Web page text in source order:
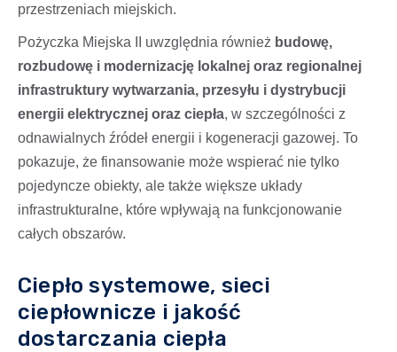
przestrzeniach miejskich.
Pożyczka Miejska II uwzględnia również budowę,
rozbudowę i modernizację lokalnej oraz regionalnej
infrastruktury wytwarzania, przesyłu i dystrybucji
energii elektrycznej oraz ciepła, w szczególności z
odnawialnych źródeł energii i kogeneracji gazowej. To
pokazuje, że finansowanie może wspierać nie tylko
pojedyncze obiekty, ale także większe układy
infrastrukturalne, które wpływają na funkcjonowanie
całych obszarów.
Ciepło systemowe, sieci
ciepłownicze i jakość
dostarczania ciepła